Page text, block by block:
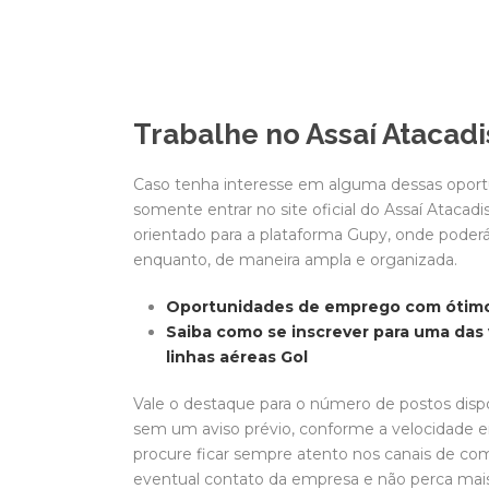
Trabalhe no Assaí
Caso tenha interesse em alguma dessas
somente entrar no site oficial do Assaí
orientado para a plataforma Gupy, onde
enquanto, de maneira ampla e organizada.
Oportunidades de emprego com
Saiba como se inscrever para uma
linhas aéreas Gol
Vale o destaque para o número de postos
sem um aviso prévio, conforme a velocidade
procure ficar sempre atento nos canais de
eventual contato da empresa e não perca